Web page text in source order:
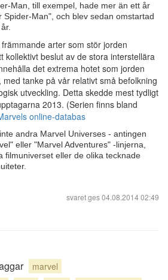
Man, till exempel, hade mer än ett år
Spider-Man", och blev sedan omstartad
arter som stör jorden
kollektivt beslut av de stora interstellära
det extrema hotet som jorden
tanke på vår relativt små befolkning
utveckling. Detta skedde mest tydligt
2013. (Serien finns bland
online-databas
andra Marvel Universes - antingen
eller "Marvel Adventures" -linjerna,
filmuniverset eller de olika tecknade
svaret ges04.08.2014 02:49
marvel